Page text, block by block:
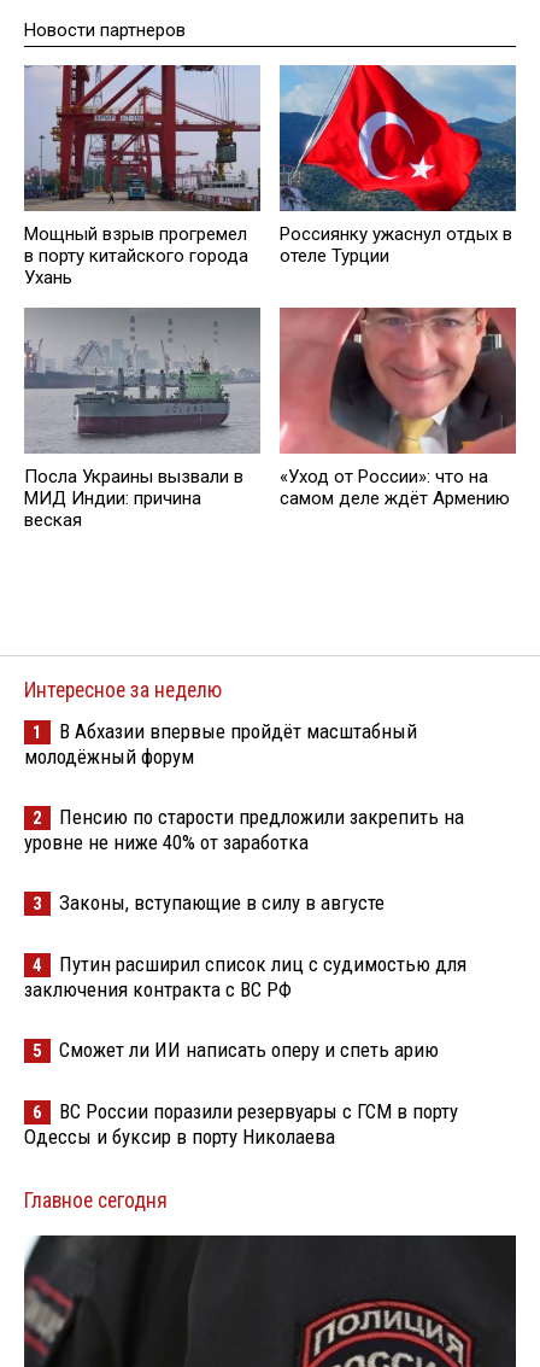
Новости партнеров
Мощный взрыв прогремел
в порту китайского города
Ухань
Россиянку ужаснул отдых в
отеле Турции
Посла Украины вызвали в
МИД Индии: причина
веская
«Уход от России»: что на
самом деле ждёт Армению
Интересное за неделю
1
В Абхазии впервые пройдёт масштабный
молодёжный форум
2
Пенсию по старости предложили закрепить на
уровне не ниже 40% от заработка
3 Законы, вступающие в силу в августе
4
Путин расширил список лиц с судимостью для
заключения контракта с ВС РФ
5 Сможет ли ИИ написать оперу и спеть арию
6
ВС России поразили резервуары с ГСМ в порту
Одессы и буксир в порту Николаева
Главное сегодня